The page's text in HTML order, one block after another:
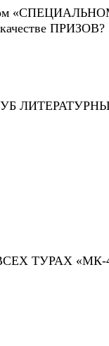
ПРИЗОВ?
ТУРАХ «МК-